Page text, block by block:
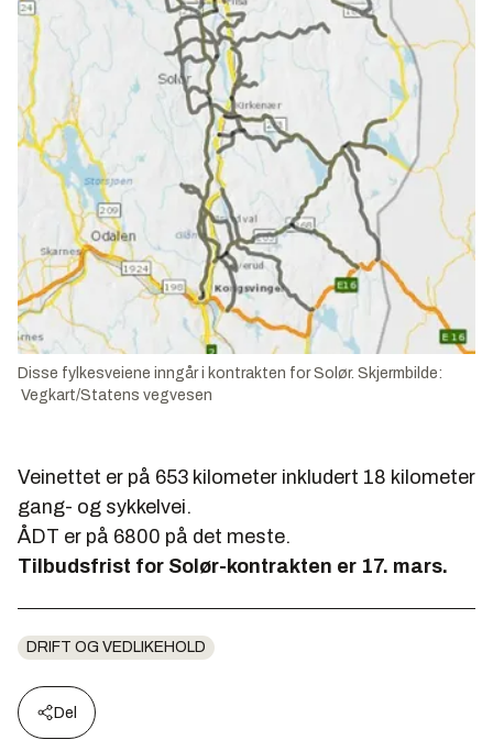
Disse fylkesveiene inngår i kontrakten for Solør. Skjermbilde:
Vegkart/Statens vegvesen
Veinettet er på 653 kilometer inkludert 18 kilometer
gang- og sykkelvei.
ÅDT er på 6800 på det meste.
Tilbudsfrist for Solør-kontrakten er 17. mars.
DRIFT OG VEDLIKEHOLD
Del